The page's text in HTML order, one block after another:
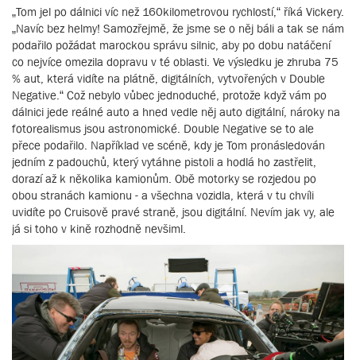
„Tom jel po dálnici víc než 160kilometrovou rychlostí,“ říká Vickery.
„Navíc bez helmy! Samozřejmě, že jsme se o něj báli a tak se nám
podařilo požádat marockou správu silnic, aby po dobu natáčení
co nejvíce omezila dopravu v té oblasti. Ve výsledku je zhruba 75
% aut, která vidíte na plátně, digitálních, vytvořených v Double
Negative.“ Což nebylo vůbec jednoduché, protože když vám po
dálnici jede reálné auto a hned vedle něj auto digitální, nároky na
fotorealismus jsou astronomické. Double Negative se to ale
přece podařilo. Například ve scéně, kdy je Tom pronásledován
jedním z padouchů, který vytáhne pistoli a hodlá ho zastřelit,
dorazí až k několika kamionům. Obě motorky se rozjedou po
obou stranách kamionu - a všechna vozidla, která v tu chvíli
uvidíte po Cruisově pravé straně, jsou digitální. Nevím jak vy, ale
já si toho v kině rozhodně nevšiml.